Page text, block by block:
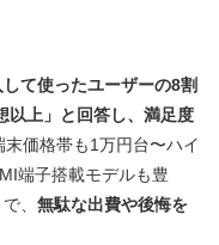
て使ったユーザーの8割
以上」と回答し、満足度
価格帯も1万円台〜ハイ
端子搭載モデルも豊
、 無駄な出費や後悔を